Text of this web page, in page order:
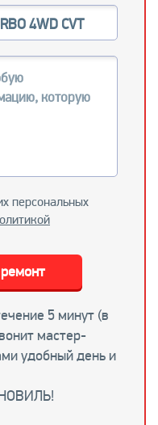
персональных
5 минут (в
мастер-
удобный день и